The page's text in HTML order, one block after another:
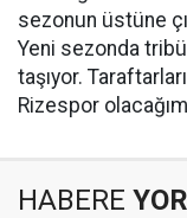
sezonun üstüne
Yeni sezonda
taşıyor.
Rizespor
HABERE